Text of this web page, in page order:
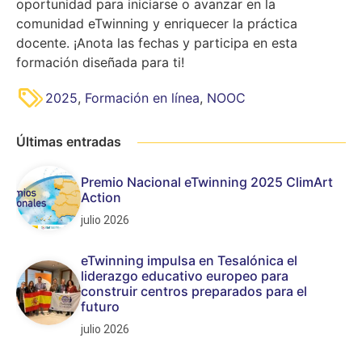
oportunidad para iniciarse o avanzar en la
comunidad eTwinning y enriquecer la práctica
docente. ¡Anota las fechas y participa en esta
formación diseñada para ti!
2025, Formación en línea, NOOC
Últimas entradas
Premio Nacional eTwinning 2025 ClimArt
Action
julio 2026
eTwinning impulsa en Tesalónica el
liderazgo educativo europeo para
construir centros preparados para el
futuro
julio 2026